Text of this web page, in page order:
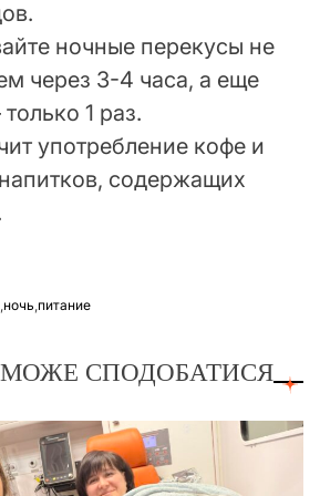
ночные перекусы не
через 3-4 часа, а еще
1 раз.
употребление кофе и
содержащих
,ночь,питание
СПОДОБАТИСЯ